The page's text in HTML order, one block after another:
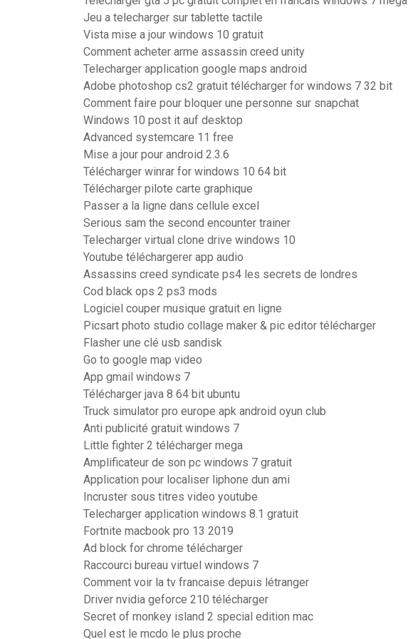
Jeu a telecharger sur tablette tactile
Vista mise a jour windows 10 gratuit
Comment acheter arme assassin creed unity
Telecharger application google maps android
Adobe photoshop cs2 gratuit télécharger for windows 7 32 bit
Comment faire pour bloquer une personne sur snapchat
Windows 10 post it auf desktop
Advanced systemcare 11 free
Mise a jour pour android 2.3.6
Télécharger winrar for windows 10 64 bit
Télécharger pilote carte graphique
Passer a la ligne dans cellule excel
Serious sam the second encounter trainer
Telecharger virtual clone drive windows 10
Youtube téléchargerer app audio
Assassins creed syndicate ps4 les secrets de londres
Cod black ops 2 ps3 mods
Logiciel couper musique gratuit en ligne
Picsart photo studio collage maker & pic editor télécharger
Flasher une clé usb sandisk
Go to google map video
App gmail windows 7
Télécharger java 8 64 bit ubuntu
Truck simulator pro europe apk android oyun club
Anti publicité gratuit windows 7
Little fighter 2 télécharger mega
Amplificateur de son pc windows 7 gratuit
Application pour localiser liphone dun ami
Incruster sous titres video youtube
Telecharger application windows 8.1 gratuit
Fortnite macbook pro 13 2019
Ad block for chrome télécharger
Raccourci bureau virtuel windows 7
Comment voir la tv francaise depuis létranger
Driver nvidia geforce 210 télécharger
Secret of monkey island 2 special edition mac
Quel est le mcdo le plus proche